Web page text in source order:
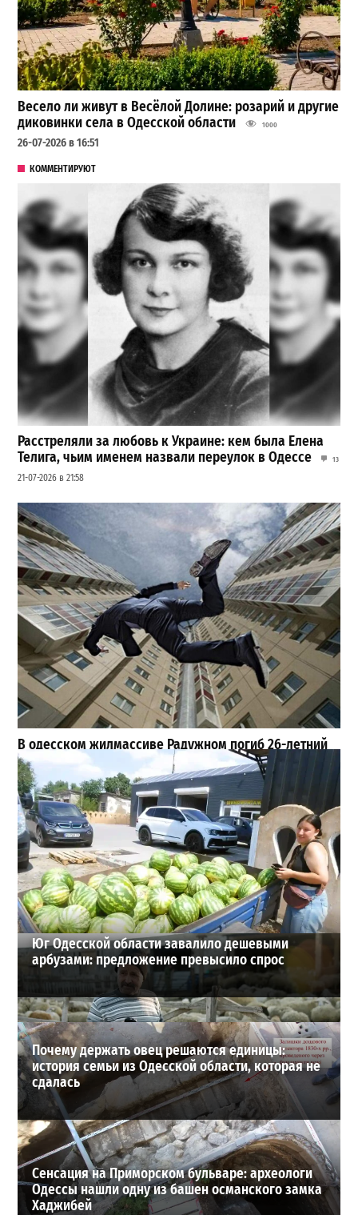
Весело ли живут в Весёлой Долине: розарий и другие
диковинки села в Одесской области
1000
26-07-2026 в 16:51
КОММЕНТИРУЮТ
Расстреляли за любовь к Украине: кем была Елена
Телига, чьим именем назвали переулок в Одессе
13
21-07-2026 в 21:58
В одесском жилмассиве Радужном погиб 26-летний
мужчина: что известно
27-07-2026 в 13:47
Шезлонги, бунгало и VIP-зоны: сколько придется
заплатить за отдых в Аркадии
3
21-07-2026 в 19:23
ВИБОР РЕДАКЦИИ
Юг Одесской области завалило дешевыми
арбузами: предложение превысило спрос
Почему держать овец решаются единицы:
история семьи из Одесской области, которая не
сдалась
Сенсация на Приморском бульваре: археологи
Одессы нашли одну из башен османского замка
Хаджибей